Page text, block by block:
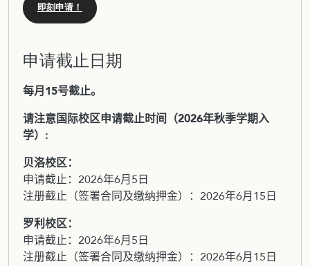
即刻申请！
申请截止日期
每月15号截止。
请注意国际校区申请截止时间（2026年秋季学期入
学）:
贝洛校区：
申请截止：2026年6月5日
注册截止（签署合同及缴纳押金）：2026年6月15日
罗利校区：
申请截止：2026年6月5日
注册截止（签署合同及缴纳押金）：2026年6月15日